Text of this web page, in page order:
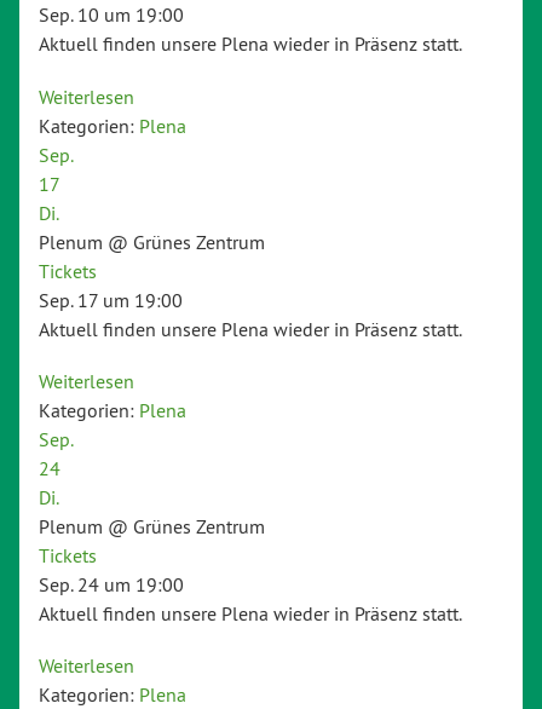
Sep. 10 um 19:00
Aktuell finden unsere Plena wieder in Präsenz statt.
Weiterlesen
Kategorien: Plena
Sep.
17
Di.
Plenum @ Grünes Zentrum
Tickets
Sep. 17 um 19:00
Aktuell finden unsere Plena wieder in Präsenz statt.
Weiterlesen
Kategorien: Plena
Sep.
24
Di.
Plenum @ Grünes Zentrum
Tickets
Sep. 24 um 19:00
Aktuell finden unsere Plena wieder in Präsenz statt.
Weiterlesen
Kategorien: Plena